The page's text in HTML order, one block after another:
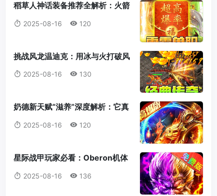
稻草人神话装备推荐全解析：火箭
腰带为何成为首选？
2025-08-16 120
挑战风龙温迪克：用冰与火打破风
暴统治！
2025-08-16 130
奶德新天赋“滋养”深度解析：它真
的值得我们放弃愈合吗？
2025-08-16 120
星际战甲玩家必看：Oberon机体
蓝图获取全攻略
2025-08-16 136